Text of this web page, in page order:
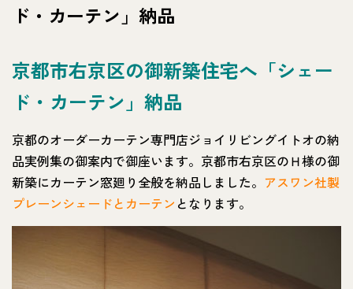
ド・カーテン」納品
京都市右京区の御新築住宅へ「シェー
ド・カーテン」納品
京都のオーダーカーテン専門店ジョイリビングイトオの納
品実例集の御案内で御座います。京都市右京区のＨ様の御
新築にカーテン窓廻り全般を納品しました。 アスワン社製
プレーンシェードとカーテン となります。